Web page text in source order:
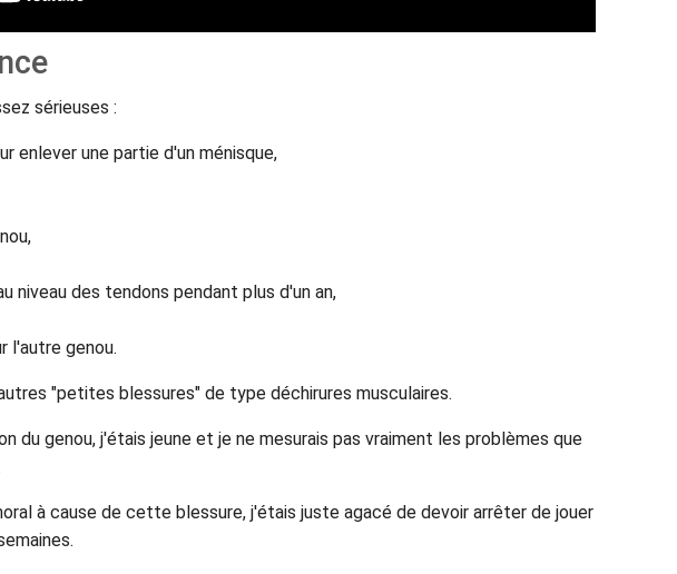
sérieuses :
enlever une partie d'un ménisque,
niveau des tendons pendant plus d'un an,
l'autre genou.
"petites blessures" de type déchirures musculaires.
du genou, j'étais jeune et je ne mesurais pas vraiment les problèmes que
à cause de cette blessure, j'étais juste agacé de devoir arrêter de jouer